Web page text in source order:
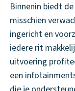
Binnenin biedt
misschien
ingericht en
iedere rit
uitvoering
een